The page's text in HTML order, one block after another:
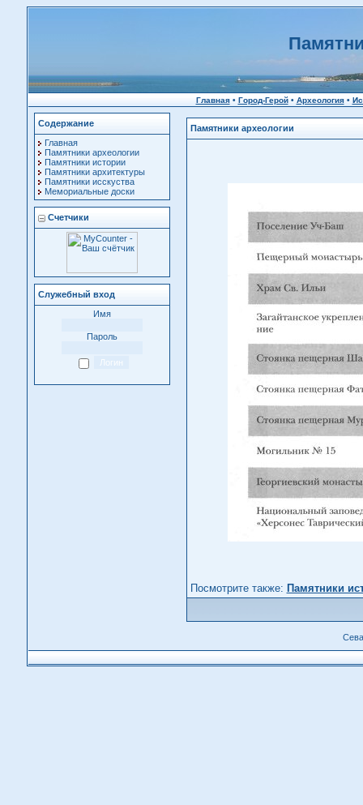
Главная• Город-Герой• Археология•
Содержание
Главная
Памятники археологии
Памятники истории
Памятники архитектуры
Памятники исскуства
Мемориальные доски
Счетчики
Служебный вход
Имя
Пароль
Памятники археологии
Посмотрите также: Памятники